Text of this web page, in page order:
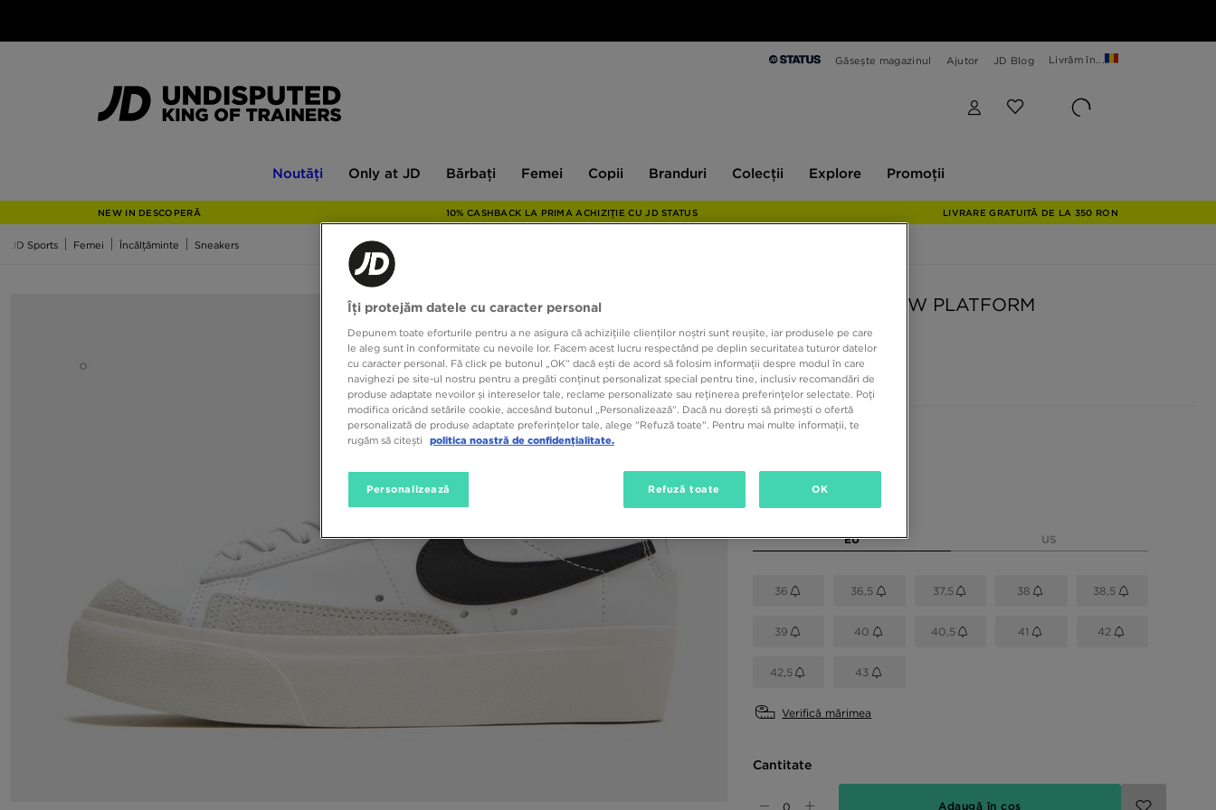
Găsește magazinul Ajutor JD Blog Livrăm în...
Noutăți
JD
Only at JD Bărbați Femei Copii Branduri Colecții Explore Promoții
NEW IN DESCOPERĂ 10% CASHBACK LA PRIMA ACHIZIȚIE CU JD STATUS LIVRARE GRATUITĂ DE LA 350 RON
JD Sports Femei Încălțăminte Sneakers
NIKE BLAZER LOW PLATFORM
349,99 RON
Culori disponibile
EU US
36 36,5 37,5 38 38,5
39 40 40,5 41 42
42,5 43
Verifică mărimea
Cantitate
Adaugă în coș
Îți protejăm datele cu caracter personal
Depunem toate eforturile pentru a ne asigura că achizițiile clienților noștri sunt reușite, iar produsele pe care
le aleg sunt în conformitate cu nevoile lor. Facem acest lucru respectând pe deplin securitatea tuturor datelor
cu caracter personal. Fă click pe butonul „OK” dacă ești de acord să folosim informații despre modul în care
navighezi pe site-ul nostru pentru a pregăti conținut personalizat special pentru tine, inclusiv recomandări de
produse adaptate nevoilor și intereselor tale, reclame personalizate sau reținerea preferințelor selectate. Poți
modifica oricând setările cookie, accesând butonul „Personalizează”. Dacă nu dorești să primești o ofertă
personalizată de produse adaptate preferințelor tale, alege "Refuză toate". Pentru mai multe informații, te
rugăm să citești
politica noastră de confidențialitate.
Personalizează Refuză toate OK